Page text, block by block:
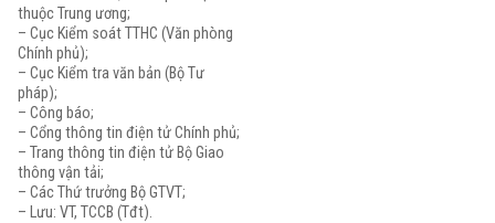
thuộc Trung ương;
– Cục Kiểm soát TTHC (Văn phòng
Chính phủ);
– Cục Kiểm tra văn bản (Bộ Tư
pháp);
– Công báo;
– Cổng thông tin điện tử Chính phủ;
– Trang thông tin điện tử Bộ Giao
thông vận tải;
– Các Thứ trưởng Bộ GTVT;
– Lưu: VT, TCCB (Tđt).